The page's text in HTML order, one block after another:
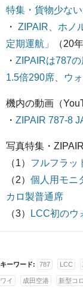
特集・貨物少な
・ ZIPAIR、ホノ
定期運航」
（20
・ ZIPAIRは787
1.5倍290席、ウ
機内の動画（
・ ZIPAIR 787-8
写真特集・
（1） フルフラッ
（2） 個人用モニ
カロ製普通席
（3）
LCC初のウ
キーワード: 787 LCC
ワイ 成田空港 新型コ